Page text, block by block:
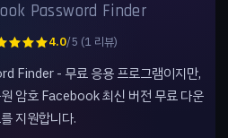
Password Finder
4.0/5 (1 리뷰)
Finder - 무료 응용 프로그램이지만,
암호 Facebook 최신 버전 무료 다운
지원합니다.